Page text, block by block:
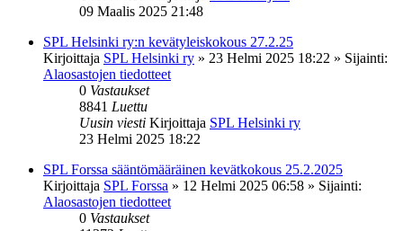
09 Maalis 2025 21:48
SPL Helsinki ry:n kevätyleiskokous 27.2.25
Kirjoittaja SPL Helsinki ry » 23 Helmi 2025 18:22 » Sijainti:
Alaosastojen tiedotteet
0 Vastaukset
8841 Luettu
Uusin viesti Kirjoittaja SPL Helsinki ry
23 Helmi 2025 18:22
SPL Forssa sääntömääräinen kevätkokous 25.2.2025
Kirjoittaja SPL Forssa » 12 Helmi 2025 06:58 » Sijainti:
Alaosastojen tiedotteet
0 Vastaukset